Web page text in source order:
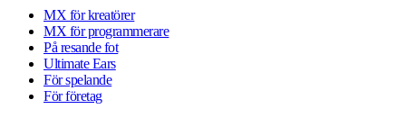
MX för kreatörer
MX för programmerare
På resande fot
Ultimate Ears
För spelande
För företag